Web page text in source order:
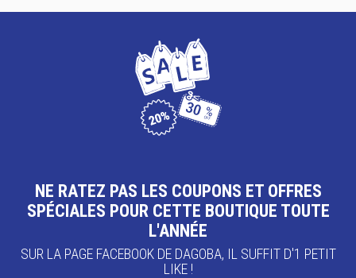
NE RATEZ PAS LES COUPONS ET OFFRES
SPÉCIALES POUR CETTE BOUTIQUE TOUTE
L'ANNÉE
SUR LA PAGE FACEBOOK DE DAGOBA, IL SUFFIT D'1 PETIT
LIKE !